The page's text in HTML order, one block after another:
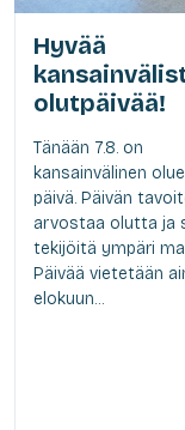
Hyvää
olutpäivää!
Tänään 7.8. on
kansainvälinen
päivä. Päivän
arvostaa olutta ja
tekijöitä ympäri
Päivää vietetään
elokuun...